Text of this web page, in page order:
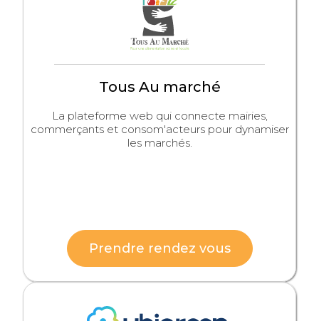
Tous Au marché
La plateforme web qui connecte mairies,
commerçants et consom'acteurs pour dynamiser
les marchés.
Prendre rendez vous